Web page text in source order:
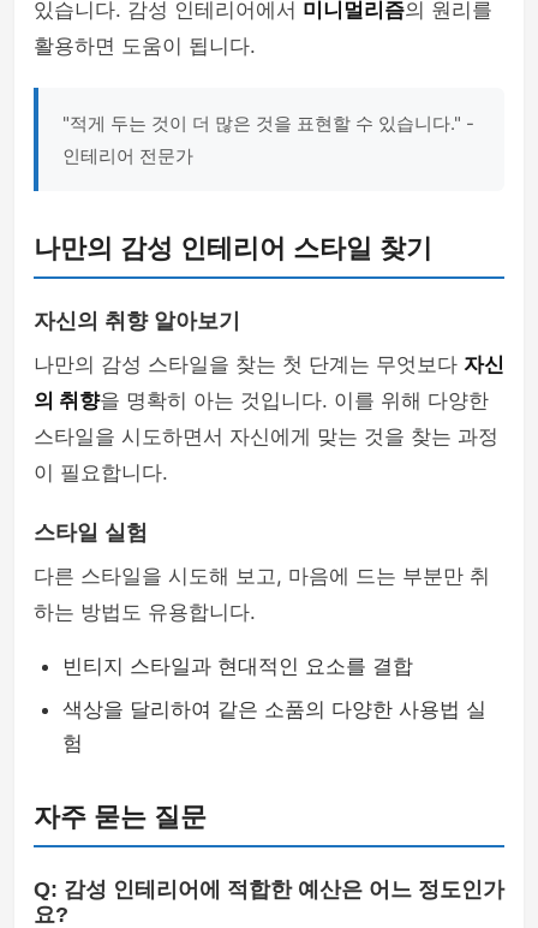
있습니다. 감성 인테리어에서 미니멀리즘의 원리를
활용하면 도움이 됩니다.
"적게 두는 것이 더 많은 것을 표현할 수 있습니다." -
인테리어 전문가
나만의 감성 인테리어 스타일 찾기
자신의 취향 알아보기
나만의 감성 스타일을 찾는 첫 단계는 무엇보다 자신
의 취향을 명확히 아는 것입니다. 이를 위해 다양한
스타일을 시도하면서 자신에게 맞는 것을 찾는 과정
이 필요합니다.
스타일 실험
다른 스타일을 시도해 보고, 마음에 드는 부분만 취
하는 방법도 유용합니다.
빈티지 스타일과 현대적인 요소를 결합
색상을 달리하여 같은 소품의 다양한 사용법 실
험
자주 묻는 질문
Q: 감성 인테리어에 적합한 예산은 어느 정도인가
요?